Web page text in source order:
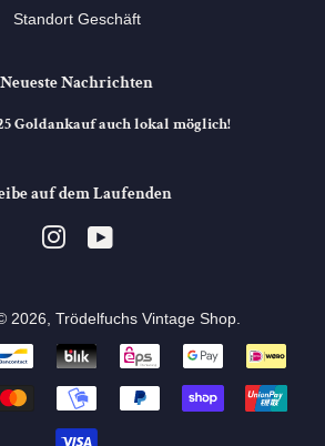
Standort Geschäft
Neueste Nachrichten
Goldankauf auch lokal möglich!
auf dem Laufenden
Instagram
2026, Trödelfuchs Vintage Shop. ⠀
Zahlungsarten